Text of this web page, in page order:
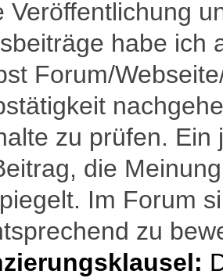
Veröffentlichung
habe ich
Forum/
zu prüfen.
die
Im Forum
zu